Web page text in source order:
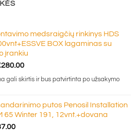
medsraigčių rinkinys HDS
BOX lagaminas su
įrankiu
280.00Current
price
gali skirtis ir bus patvirtinta po užsakymo
putos Penosil Installation
65 Winter 191, 12vnt.+dovana
Current